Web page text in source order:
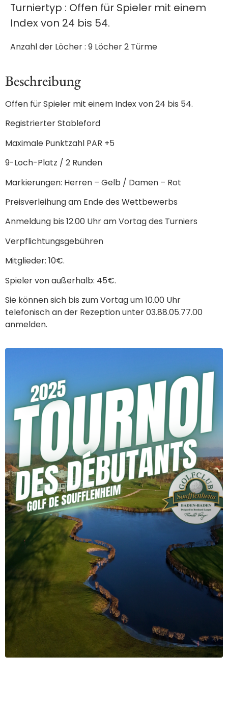
Turniertyp : Offen für Spieler mit einem
Index von 24 bis 54.
Anzahl der Löcher : 9 Löcher 2 Türme
Beschreibung
Offen für Spieler mit einem Index von 24 bis 54.
Registrierter Stableford
Maximale Punktzahl PAR +5
9-Loch-Platz / 2 Runden
Markierungen: Herren – Gelb / Damen – Rot
Preisverleihung am Ende des Wettbewerbs
Anmeldung bis 12.00 Uhr am Vortag des Turniers
Verpflichtungsgebühren
Mitglieder: 10€.
Spieler von außerhalb: 45€.
Sie können sich bis zum Vortag um 10.00 Uhr
telefonisch an der Rezeption unter 03.88.05.77.00
anmelden.